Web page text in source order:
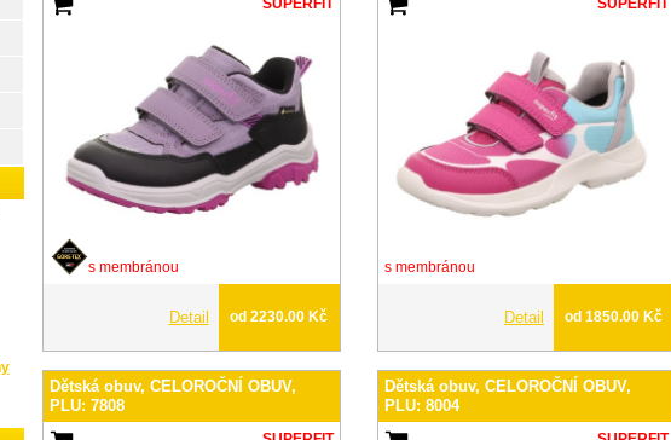
SUPERFIT
s membránou
Detail od 2230.00 Kč
SUPERFIT
s membránou
Detail od 1850.00 Kč
Dětská obuv, CELOROČNÍ OBUV,
PLU: 7808
Dětská obuv, CELOROČNÍ OBUV,
PLU: 8004